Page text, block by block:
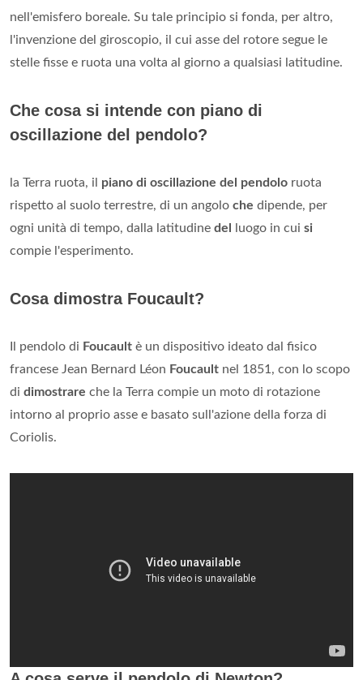
nell'emisfero boreale. Su tale principio si fonda, per altro,
l'invenzione del giroscopio, il cui asse del rotore segue le
stelle fisse e ruota una volta al giorno a qualsiasi latitudine.
Che cosa si intende con piano di
oscillazione del pendolo?
la Terra ruota, il piano di oscillazione del pendolo ruota
rispetto al suolo terrestre, di un angolo che dipende, per
ogni unità di tempo, dalla latitudine del luogo in cui si
compie l'esperimento.
Cosa dimostra Foucault?
Il pendolo di Foucault è un dispositivo ideato dal fisico
francese Jean Bernard Léon Foucault nel 1851, con lo scopo
di dimostrare che la Terra compie un moto di rotazione
intorno al proprio asse e basato sull'azione della forza di
Coriolis.